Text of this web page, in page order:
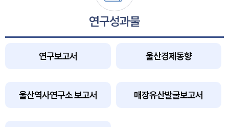
연구성과물
연구보고서 울산경제동향
울산역사연구소 보고서 매장유산발굴보고서